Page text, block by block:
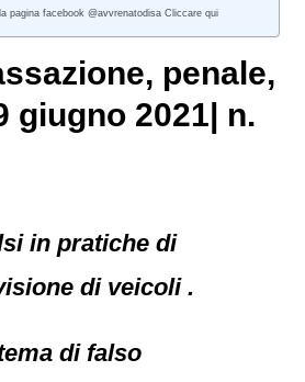
pagina facebook @avvrenatodisa Cliccare qui
penale,
giugno 2021| n.
in pratiche di
di veicoli .
di falso